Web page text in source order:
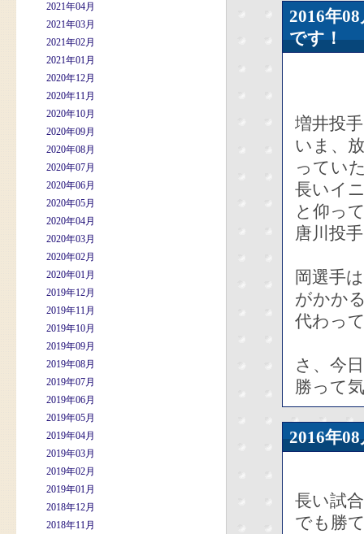
2021年04月
2021年03月
2021年02月
2021年01月
2020年12月
2020年11月
2020年10月
2020年09月
2020年08月
2020年07月
2020年06月
2020年05月
2020年04月
2020年03月
2020年02月
2020年01月
2019年12月
2019年11月
2019年10月
2019年09月
2019年08月
2019年07月
2019年06月
2019年05月
2019年04月
2019年03月
2019年02月
2019年01月
2018年12月
2018年11月
2016年
です！
増井投
いま、
ってい
長いイ
と仰っ
唐川投
岡選手
がかか
代わっ
さ、今
勝って
2016年
長い試
でも勝